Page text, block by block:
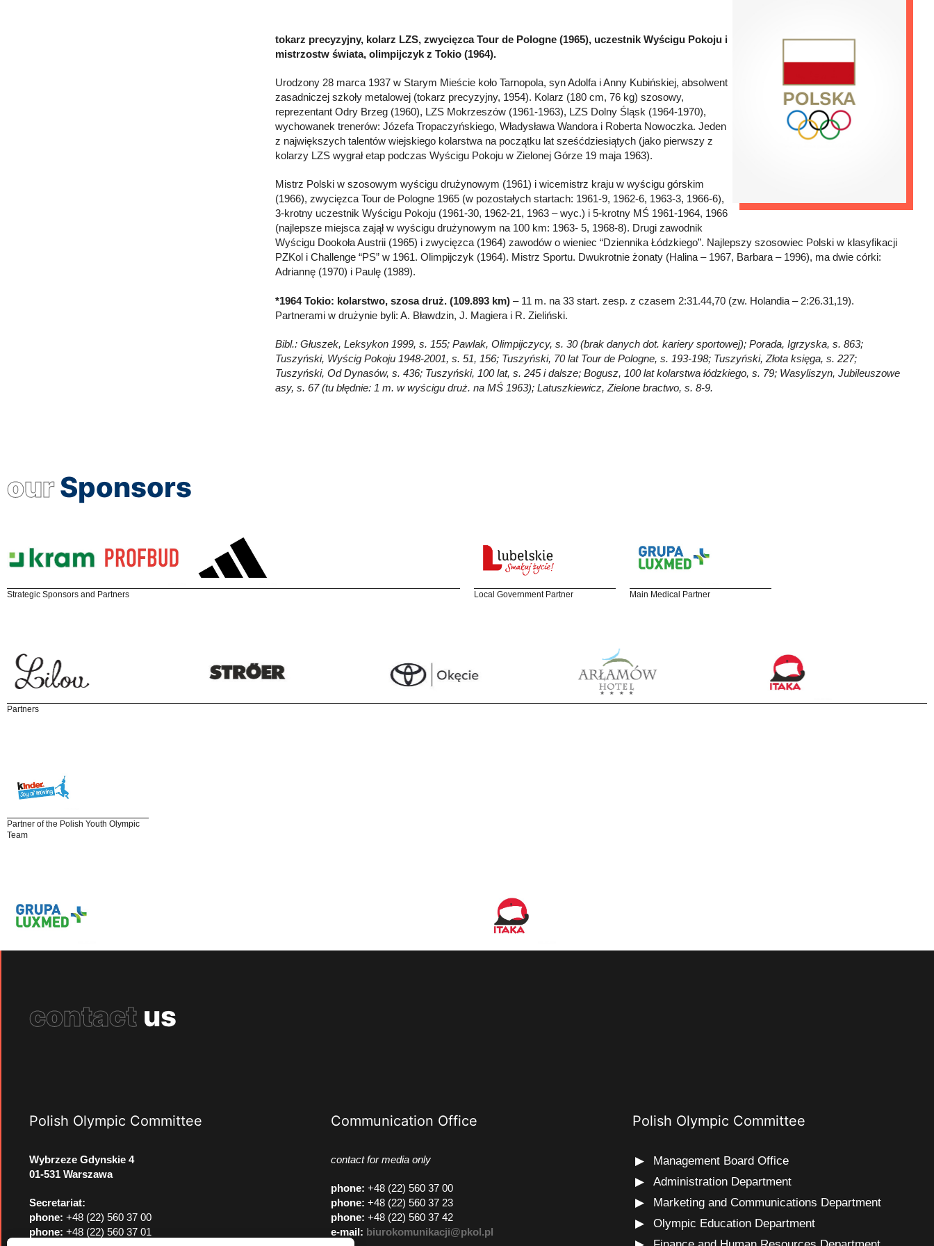
tokarz precyzyjny, kolarz LZS, zwycięzca Tour de Pologne (1965), uczestnik Wyścigu Pokoju i
mistrzostw świata, olimpijczyk z Tokio (1964).
Urodzony 28 marca 1937 w Starym Mieście koło Tarnopola, syn Adolfa i Anny Kubińskiej, absolwent
zasadniczej szkoły metalowej (tokarz precyzyjny, 1954). Kolarz (180 cm, 76 kg) szosowy,
reprezentant Odry Brzeg (1960), LZS Mokrzeszów (1961-1963), LZS Dolny Śląsk (1964-1970),
wychowanek trenerów: Józefa Tropaczyńskiego, Władysława Wandora i Roberta Nowoczka. Jeden
z największych talentów wiejskiego kolarstwa na początku lat sześćdziesiątych (jako pierwszy z
kolarzy LZS wygrał etap podczas Wyścigu Pokoju w Zielonej Górze 19 maja 1963).
Mistrz Polski w szosowym wyścigu drużynowym (1961) i wicemistrz kraju w wyścigu górskim
(1966), zwycięzca Tour de Pologne 1965 (w pozostałych startach: 1961-9, 1962-6, 1963-3, 1966-6),
3-krotny uczestnik Wyścigu Pokoju (1961-30, 1962-21, 1963 – wyc.) i 5-krotny MŚ 1961-1964, 1966
(najlepsze miejsca zajął w wyścigu drużynowym na 100 km: 1963- 5, 1968-8). Drugi zawodnik
Wyścigu Dookoła Austrii (1965) i zwycięzca (1964) zawodów o wieniec “Dziennika Łódzkiego”. Najlepszy szosowiec Polski w klasyfikacji
PZKol i Challenge “PS” w 1961. Olimpijczyk (1964). Mistrz Sportu. Dwukrotnie żonaty (Halina – 1967, Barbara – 1996), ma dwie córki:
Adriannę (1970) i Paulę (1989).
*1964 Tokio: kolarstwo, szosa druż. (109.893 km) – 11 m. na 33 start. zesp. z czasem 2:31.44,70 (zw. Holandia – 2:26.31,19).
Partnerami w drużynie byli: A. Bławdzin, J. Magiera i R. Zieliński.
Bibl.: Głuszek, Leksykon 1999, s. 155; Pawlak, Olimpijczycy, s. 30 (brak danych dot. kariery sportowej); Porada, Igrzyska, s. 863;
Tuszyński, Wyścig Pokoju 1948-2001, s. 51, 156; Tuszyński, 70 lat Tour de Pologne, s. 193-198; Tuszyński, Złota księga, s. 227;
Tuszyński, Od Dynasów, s. 436; Tuszyński, 100 lat, s. 245 i dalsze; Bogusz, 100 lat kolarstwa łódzkiego, s. 79; Wasyliszyn, Jubileuszowe
asy, s. 67 (tu błędnie: 1 m. w wyścigu druż. na MŚ 1963); Latuszkiewicz, Zielone bractwo, s. 8-9.
ourSponsors
Strategic Sponsors and Partners Local Government Partner Main Medical Partner
Partners
Partner of the Polish Youth Olympic
Team
contact us
Polish Olympic Committee
Wybrzeze Gdynskie 4
01-531 Warszawa
Secretariat:
phone: +48 (22) 560 37 00
phone: +48 (22) 560 37 01
Communication Office
contact for media only
phone: +48 (22) 560 37 00
phone: +48 (22) 560 37 23
phone: +48 (22) 560 37 42
e-mail: biurokomunikacji@pkol.pl
Polish Olympic Committee
Management Board Office
Administration Department
Marketing and Communications Department
Olympic Education Department